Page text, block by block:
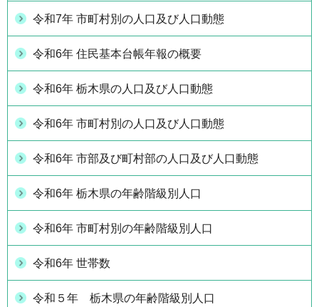
令和7年 市町村別の人口及び人口動態
令和6年 住民基本台帳年報の概要
令和6年 栃木県の人口及び人口動態
令和6年 市町村別の人口及び人口動態
令和6年 市部及び町村部の人口及び人口動態
令和6年 栃木県の年齢階級別人口
令和6年 市町村別の年齢階級別人口
令和6年 世帯数
令和５年 栃木県の年齢階級別人口